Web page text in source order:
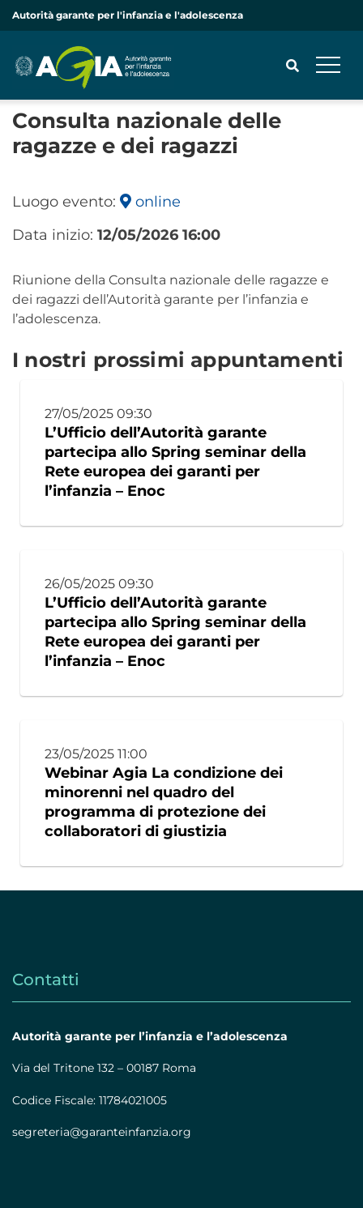
Autorità garante per l'infanzia e l'adolescenza
CERCA
Consulta nazionale delle
ragazze e dei ragazzi
Luogo evento:
online
Data inizio: 12/05/2026 16:00
Riunione della Consulta nazionale delle ragazze e
dei ragazzi dell’Autorità garante per l’infanzia e
l’adolescenza.
I nostri prossimi appuntamenti
27/05/2025 09:30
L’Ufficio dell’Autorità garante
partecipa allo Spring seminar della
Rete europea dei garanti per
l’infanzia – Enoc
26/05/2025 09:30
L’Ufficio dell’Autorità garante
partecipa allo Spring seminar della
Rete europea dei garanti per
l’infanzia – Enoc
23/05/2025 11:00
Webinar Agia La condizione dei
minorenni nel quadro del
programma di protezione dei
collaboratori di giustizia
Contatti
Autorità garante per l’infanzia e l’adolescenza
Via del Tritone 132 – 00187 Roma
Codice Fiscale: 11784021005
segreteria@garanteinfanzia.org